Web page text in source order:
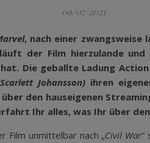
09/07/2021
, nach einer zwangsweise
der Film hierzulande
Die geballte Ladung
Johansson) ihren
den hauseigenen
Ihr alles, was Ihr über
Film unmittelbar nach „Civil War“